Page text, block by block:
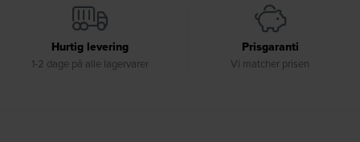
Hurtig levering
1-2 dage på alle lagervarer
Prisgaranti
Vi matcher prisen